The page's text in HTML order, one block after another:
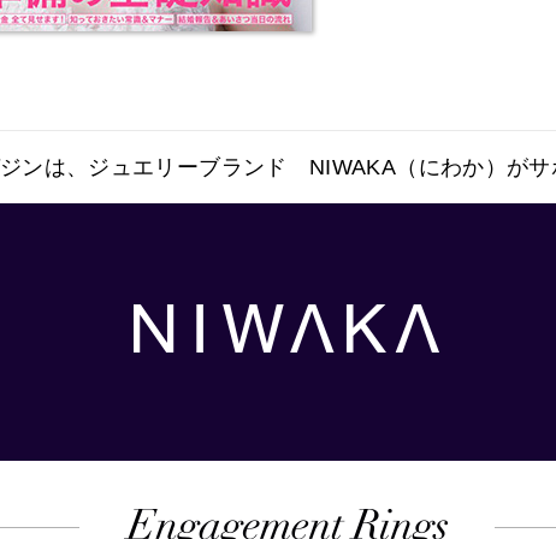
ンは、ジュエリーブランド NIWAKA（にわか）がサ